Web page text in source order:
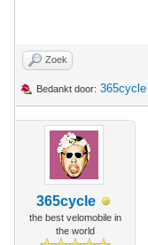
Zoek
Bedankt door: 365cycle
365cycle
the best velomobile in
the world